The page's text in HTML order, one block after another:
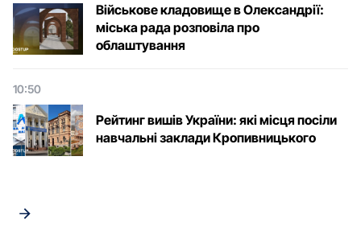
Військове кладовище в Олександрії:
міська рада розповіла про
облаштування
10:50
Рейтинг вишів України: які місця посіли
навчальні заклади Кропивницького